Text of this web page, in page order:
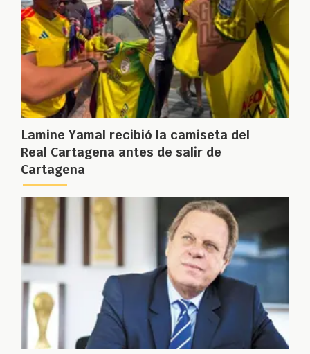
Lamine Yamal recibió la camiseta del
Real Cartagena antes de salir de
Cartagena